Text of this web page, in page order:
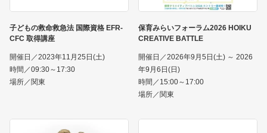
子どもの救命救急法 国際資格 EFR-
CFC 取得講座
開催日／2023年11月25日(土)
時間／09:30～17:30
場所／関東
保育みらいフォーラム2026 HOIKU
CREATIVE BATTLE
開催日／2026年9月5日(土) ～ 2026
年9月6日(日)
時間／15:00～17:00
場所／関東